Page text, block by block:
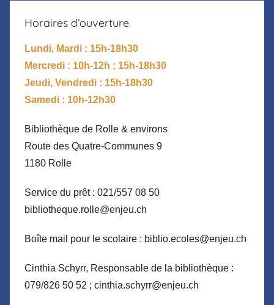
Horaires d’ouverture
Lundi, Mardi : 15h-18h30
Mercredi : 10h-12h ; 15h-18h30
Jeudi, Vendredi : 15h-18h30
Samedi : 10h-12h30
Bibliothèque de Rolle & environs
Route des Quatre-Communes 9
1180 Rolle
Service du prêt : 021/557 08 50
bibliotheque.rolle@enjeu.ch
Boîte mail pour le scolaire : biblio.ecoles@enjeu.ch
Cinthia Schyrr, Responsable de la bibliothèque :
079/826 50 52 ; cinthia.schyrr@enjeu.ch